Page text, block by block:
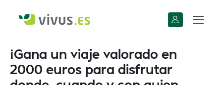
¡Gana un viaje valorado en
2000 euros para disfrutar